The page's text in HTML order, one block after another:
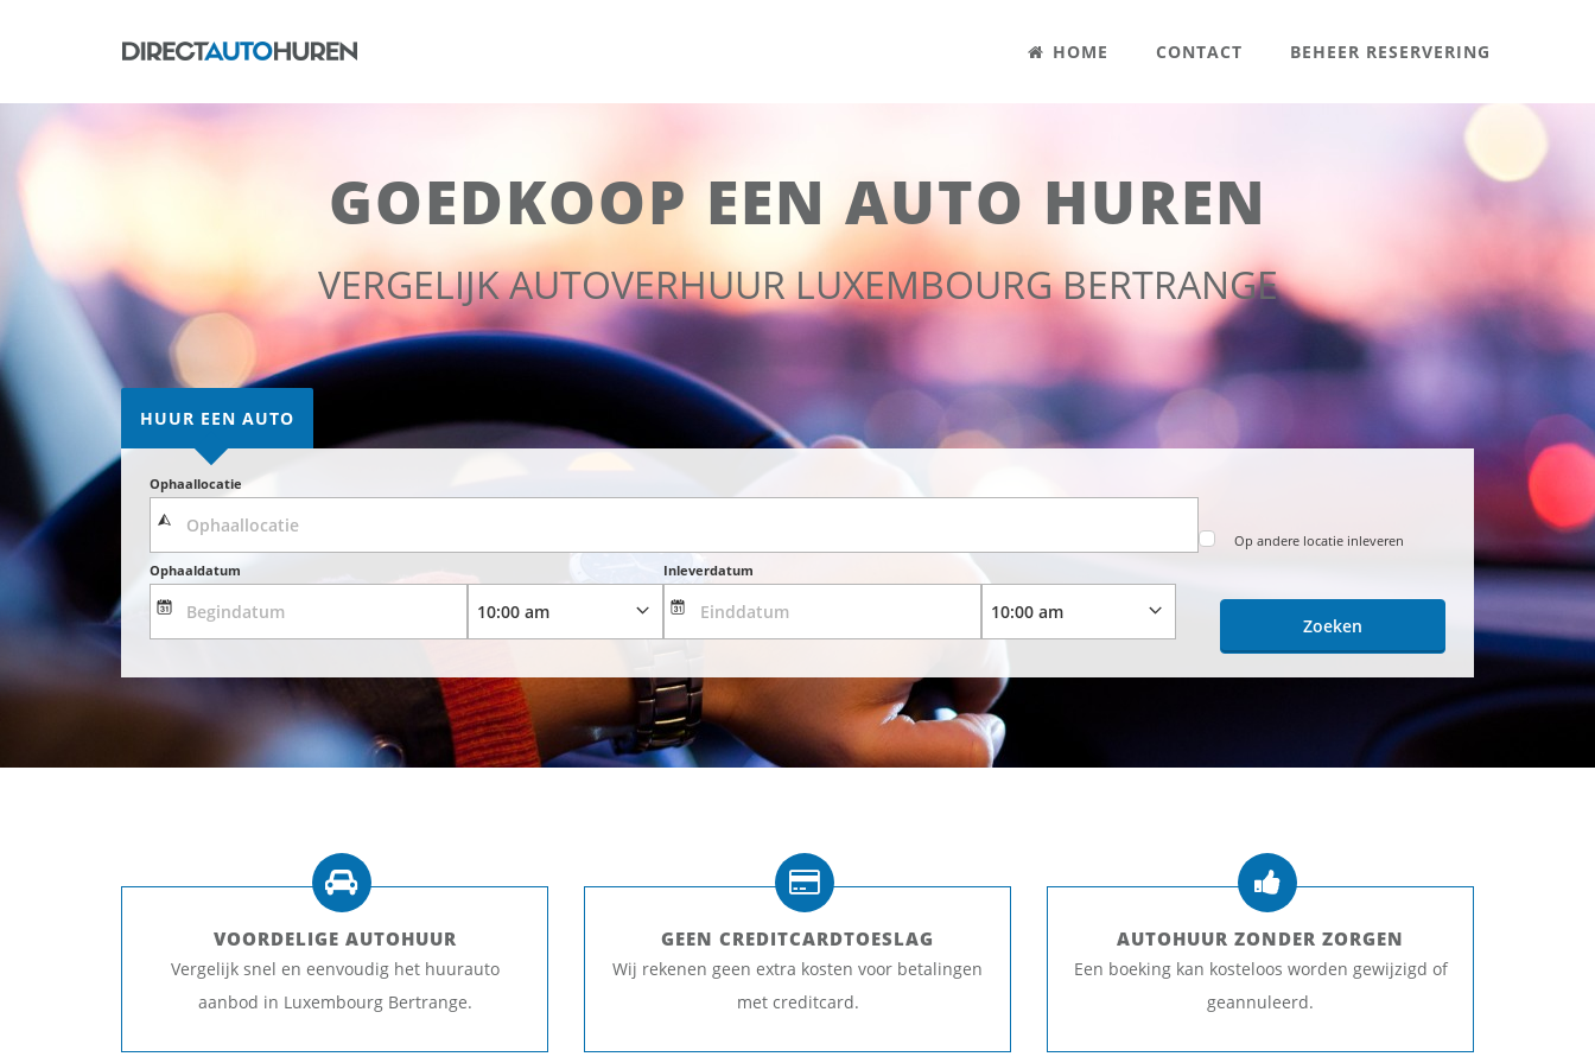
HOME CONTACT BEHEER RESERVERING
GOEDKOOP EEN AUTO HUREN
VERGELIJK AUTOVERHUUR LUXEMBOURG BERTRANGE
HUUR EEN AUTO
Ophaallocatie
Op andere locatie inleveren
Ophaaldatum
Inleverdatum
Zoeken
VOORDELIGE AUTOHUUR
Vergelijk snel en eenvoudig het huurauto
aanbod in Luxembourg Bertrange.
GEEN CREDITCARDTOESLAG
Wij rekenen geen extra kosten voor betalingen
met creditcard.
AUTOHUUR ZONDER ZORGEN
Een boeking kan kosteloos worden gewijzigd of
geannuleerd.